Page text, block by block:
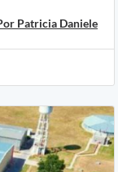
Patricia Daniele